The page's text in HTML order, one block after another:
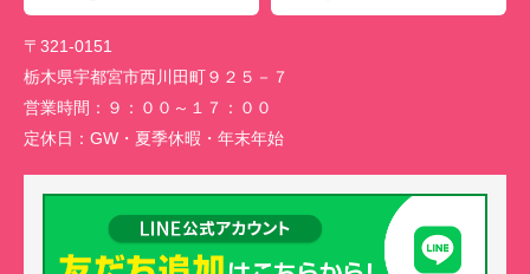
〒321-0151
栃木県宇都宮市西川田町９２５－７
営業時間： ９：００～１７：００
定休日： GW・夏季休暇・年末年始